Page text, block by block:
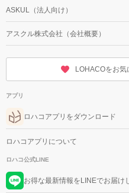
ASKUL（法人向け）
アスクル株式会社（会社概要）
LOHACOをお
アプリ
ロハコアプリをダウンロード
ロハコアプリについて
ロハコ公式LINE
お得な最新情報をLINEでお届け